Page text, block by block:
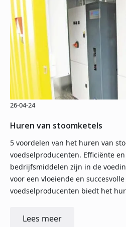
Huren van stoomketels
26-04-24
5 voordelen van het huren van
voedselproducenten. Efficiënte
bedrijfsmiddelen zijn in de
voor een vloeiende en
voedselproducenten biedt het
Lees meer